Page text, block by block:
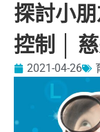
探討小
控制 │
2021-04-26